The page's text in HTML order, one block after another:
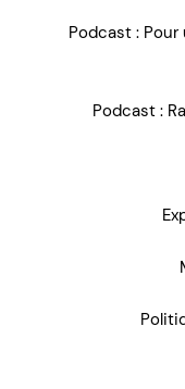
Podcast :
Podcast :